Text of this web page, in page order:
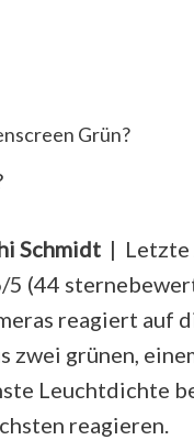
Grün?
Schmidt | Letzte
5 (44
reagiert auf
zwei grünen,
Leuchtdichte
reagieren.